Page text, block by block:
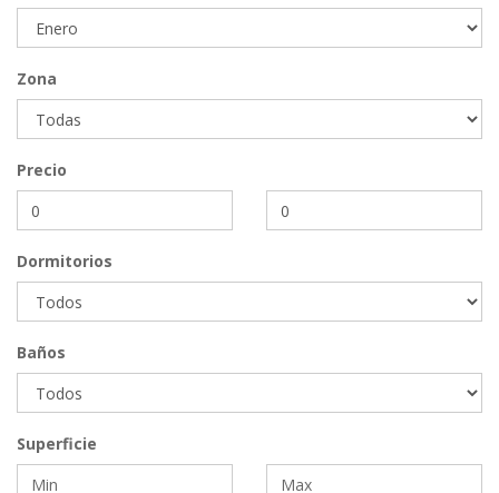
Zona
Precio
Dormitorios
Baños
Superficie